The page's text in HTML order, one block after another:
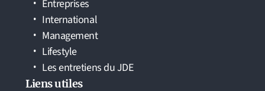
Entreprises
International
Management
Lifestyle
Les entretiens du JDE
Liens utiles